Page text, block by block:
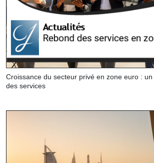
Croissance du secteur privé en zone euro :
des services